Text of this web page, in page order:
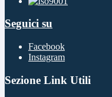
Seguici su
Facebook
Instagram
Sezione Link Utili